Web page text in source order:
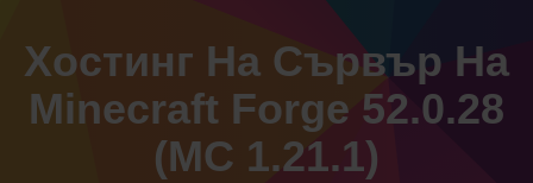
Хостинг На Сървър На
Minecraft Forge 52.0.28
(MC 1.21.1)